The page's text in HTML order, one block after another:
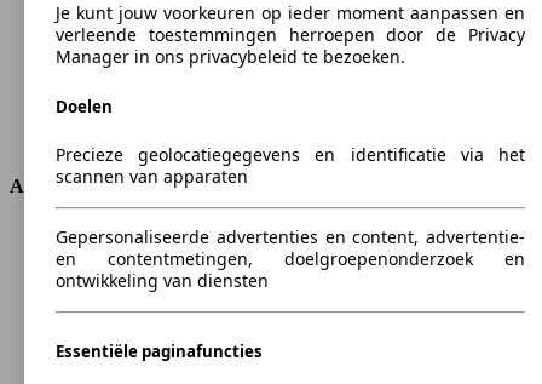
Cilinderinhoud
1999 ccm
Brandstof
Benzine
Transmissie
Afmetingen
Lengte
4525 mm
Hoogte
1610 mm
Breedte
1805 mm
Wielbasis
2750 mm
Maximaal gewicht
2060 kg
Je kunt jouw voorkeuren op ieder moment aanpassen en
verleende toestemmingen herroepen door de Privacy
Manager in ons privacybeleid te bezoeken.
Doelen
Precieze geolocatiegegevens en identificatie via het
scannen van apparaten
Gepersonaliseerde advertenties en content, advertentie-
en contentmetingen, doelgroepenonderzoek en
ontwikkeling van diensten
Essentiële paginafuncties